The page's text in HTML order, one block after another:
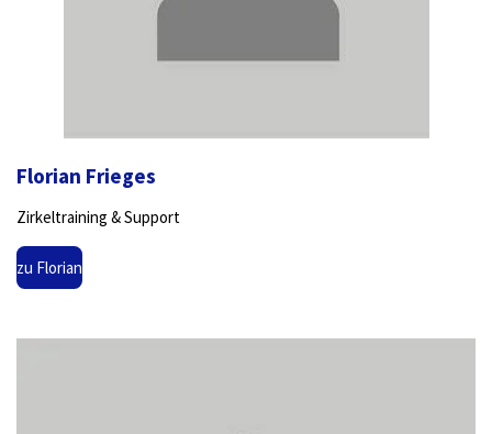
Florian Frieges
Zirkeltraining & Support
zu Florian